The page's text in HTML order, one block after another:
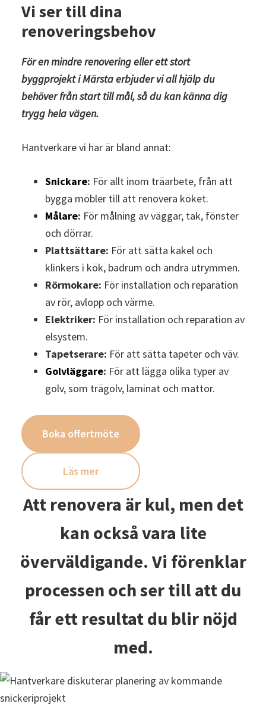
Vi ser till dina
renoveringsbehov
För en mindre renovering eller ett stort
byggprojekt i Märsta erbjuder vi all hjälp du
behöver från start till mål, så du kan känna dig
trygg hela vägen.
Hantverkare vi har är bland annat:
Snickare: För allt inom träarbete, från att
bygga möbler till att renovera köket.
Målare: För målning av väggar, tak, fönster
och dörrar.
Plattsättare: För att sätta kakel och
klinkers i kök, badrum och andra utrymmen.
Rörmokare: För installation och reparation
av rör, avlopp och värme.
Elektriker: För installation och reparation av
elsystem.
Tapetserare: För att sätta tapeter och väv.
Golvläggare: För att lägga olika typer av
golv, som trägolv, laminat och mattor.
Boka offertmöte
Läs mer
Att renovera är kul, men det
kan också vara lite
överväldigande. Vi förenklar
processen och ser till att du
får ett resultat du blir nöjd
med.